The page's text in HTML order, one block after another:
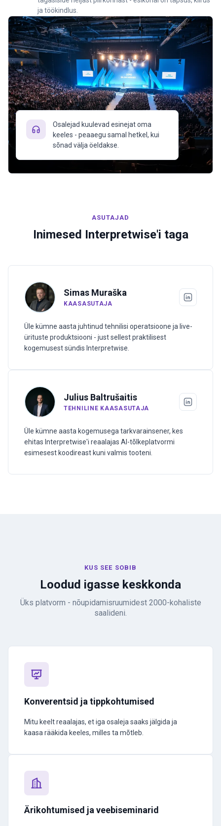
ja töökindlus.
Osalejad kuulevad esinejat oma
keeles - peaaegu samal hetkel, kui
sõnad välja öeldakse.
ASUTAJAD
Inimesed Interpretwise'i taga
Simas Muraška
KAASASUTAJA
Üle kümne aasta juhtinud tehnilisi operatsioone ja live-
ürituste produktsiooni - just sellest praktilisest
kogemusest sündis Interpretwise.
Julius Baltrušaitis
TEHNILINE KAASASUTAJA
Üle kümne aasta kogemusega tarkvarainsener, kes
ehitas Interpretwise'i reaalajas AI-tõlkeplatvormi
esimesest koodireast kuni valmis tooteni.
KUS SEE SOBIB
Loodud igasse keskkonda
Üks platvorm - nõupidamisruumidest 2000-kohaliste
saalideni.
Konverentsid ja tippkohtumised
Mitu keelt reaalajas, et iga osaleja saaks jälgida ja
kaasa rääkida keeles, milles ta mõtleb.
Ärikohtumised ja veebiseminarid